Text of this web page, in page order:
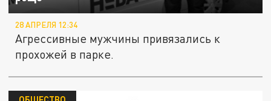
28 АПРЕЛЯ 12:34
Агрессивные мужчины привязались к
прохожей в парке.